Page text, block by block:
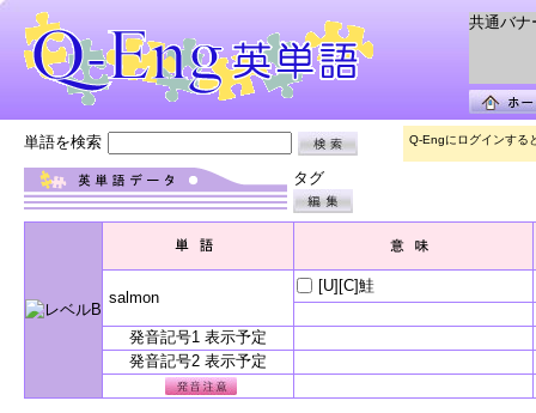
共通バナ
単語を検索 Q-Engにログインする
タグ
salmon
[U][C]鮭
発音記号1 表示予定
発音記号2 表示予定